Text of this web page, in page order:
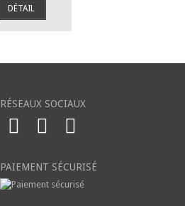
DÉTAIL
RÉSEAUX SOCIAUX
PAIEMENT SÉCURISÉ